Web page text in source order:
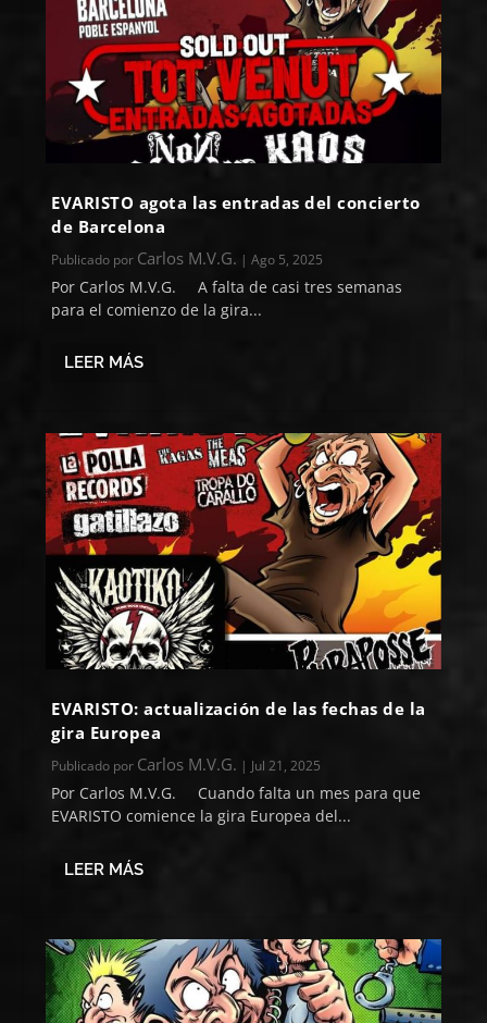
EVARISTO agota las entradas del concierto
de Barcelona
Publicado por Carlos M.V.G. |Ago 5, 2025
Por Carlos M.V.G. A falta de casi tres semanas
para el comienzo de la gira...
LEER MÁS
EVARISTO: actualización de las fechas de la
gira Europea
Publicado por Carlos M.V.G. | Jul 21, 2025
Por Carlos M.V.G. Cuando falta un mes para que
EVARISTO comience la gira Europea del...
LEER MÁS